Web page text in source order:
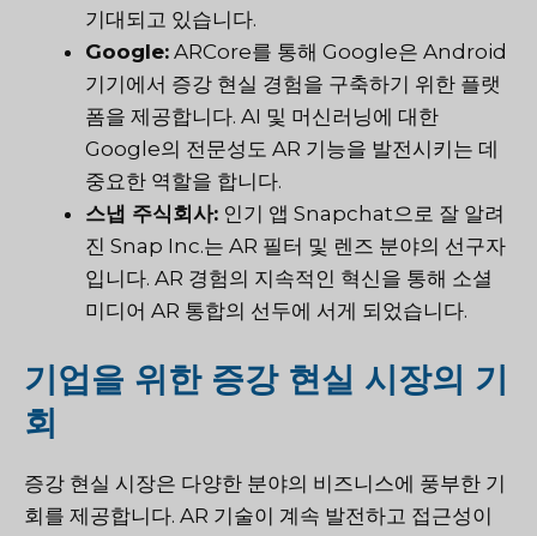
기대되고 있습니다.
Google: ARCore를 통해 Google은 Android
기기에서 증강 현실 경험을 구축하기 위한 플랫
폼을 제공합니다. AI 및 머신러닝에 대한
Google의 전문성도 AR 기능을 발전시키는 데
중요한 역할을 합니다.
스냅 주식회사: 인기 앱 Snapchat으로 잘 알려
진 Snap Inc.는 AR 필터 및 렌즈 분야의 선구자
입니다. AR 경험의 지속적인 혁신을 통해 소셜
미디어 AR 통합의 선두에 서게 되었습니다.
기업을 위한 증강 현실 시장의 기
회
증강 현실 시장은 다양한 분야의 비즈니스에 풍부한 기
회를 제공합니다. AR 기술이 계속 발전하고 접근성이